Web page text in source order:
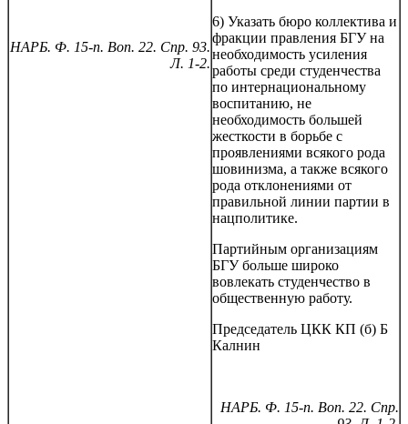
НАРБ. Ф. 15-п. Воп. 22. Спр. 93.
Л. 1-2.
6) Указать бюро коллектива и
фракции правления БГУ на
необходимость усиления
работы среди студенчества
по интернациональному
воспитанию, не
необходимость большей
жесткости в борьбе с
проявлениями всякого рода
шовинизма, а также всякого
рода отклонениями от
правильной линии партии в
нацполитике.
Партийным организациям
БГУ больше широко
вовлекать студенчество в
общественную работу.
Председатель ЦКК КП (б) Б
Калнин
НАРБ. Ф. 15-п. Воп. 22. Спр.